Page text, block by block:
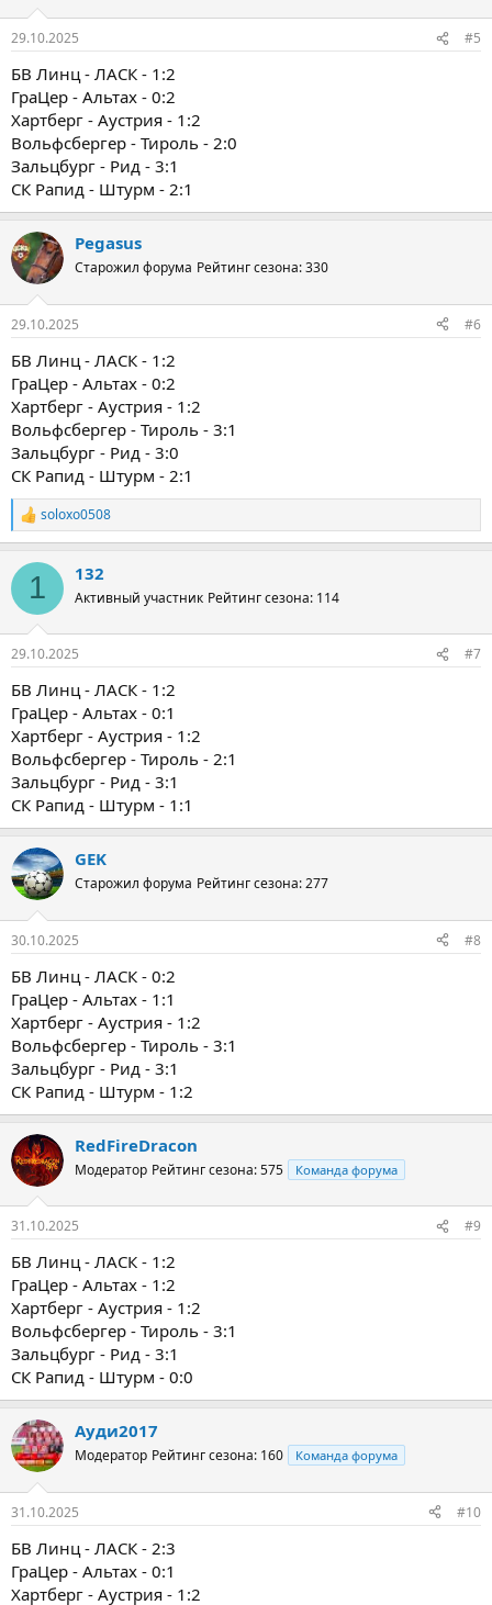
29.10.2025 #5
БВ Линц - ЛАСК - 1:2
ГраЦер - Альтах - 0:2
Хартберг - Аустрия - 1:2
Вольфсбергер - Тироль - 2:0
Зальцбург - Рид - 3:1
СК Рапид - Штурм - 2:1
Pegasus
Старожил форума Рейтинг сезона: 330
29.10.2025 #6
БВ Линц - ЛАСК - 1:2
ГраЦер - Альтах - 0:2
Хартберг - Аустрия - 1:2
Вольфсбергер - Тироль - 3:1
Зальцбург - Рид - 3:0
СК Рапид - Штурм - 2:1
Р
е
к
и
soloxo0508
1 132
Активный участник Рейтинг сезона: 114
29.10.2025 #7
БВ Линц - ЛАСК - 1:2
ГраЦер - Альтах - 0:1
Хартберг - Аустрия - 1:2
Вольфсбергер - Тироль - 2:1
Зальцбург - Рид - 3:1
СК Рапид - Штурм - 1:1
GEK
Старожил форума Рейтинг сезона: 277
30.10.2025 #8
БВ Линц - ЛАСК - 0:2
ГраЦер - Альтах - 1:1
Хартберг - Аустрия - 1:2
Вольфсбергер - Тироль - 3:1
Зальцбург - Рид - 3:1
СК Рапид - Штурм - 1:2
RedFireDracon
Модератор Рейтинг сезона: 575 Команда форума
31.10.2025 #9
БВ Линц - ЛАСК - 1:2
ГраЦер - Альтах - 1:2
Хартберг - Аустрия - 1:2
Вольфсбергер - Тироль - 3:1
Зальцбург - Рид - 3:1
СК Рапид - Штурм - 0:0
Ауди2017
Модератор Рейтинг сезона: 160 Команда форума
31.10.2025 #10
БВ Линц - ЛАСК - 2:3
ГраЦер - Альтах - 0:1
Хартберг - Аустрия - 1:2